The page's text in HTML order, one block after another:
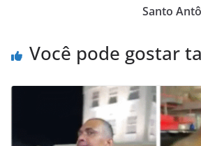
Santo
Você pode gostar